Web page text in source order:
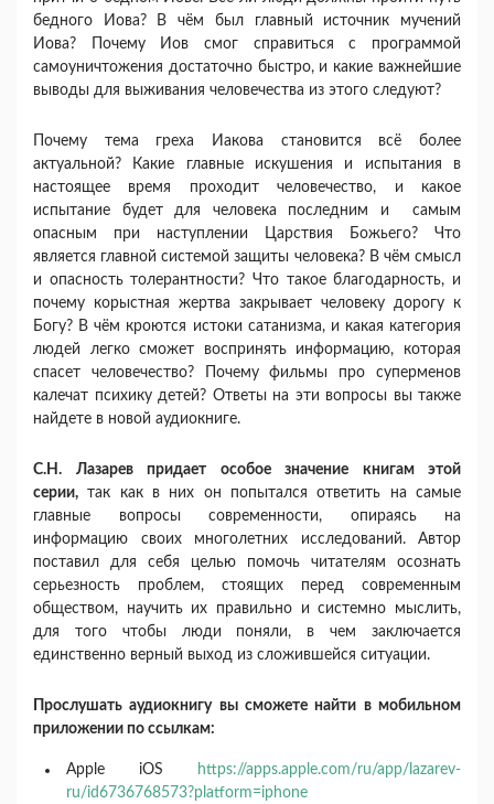
бедного Иова? В чём был главный источник мучений
Иова? Почему Иов смог справиться с программой
самоуничтожения достаточно быстро, и какие важнейшие
выводы для выживания человечества из этого следуют?
Почему тема греха Иакова становится всё более
актуальной? Какие главные искушения и испытания в
настоящее время проходит человечество, и какое
испытание будет для человека последним и самым
опасным при наступлении Царствия Божьего? Что
является главной системой защиты человека? В чём смысл
и опасность толерантности? Что такое благодарность, и
почему корыстная жертва закрывает человеку дорогу к
Богу? В чём кроются истоки сатанизма, и какая категория
людей легко сможет воспринять информацию, которая
спасет человечество? Почему фильмы про суперменов
калечат психику детей? Ответы на эти вопросы вы также
найдете в новой аудиокниге.
С.Н. Лазарев придает особое значение книгам этой
серии, так как в них он попытался ответить на самые
главные вопросы современности, опираясь на
информацию своих многолетних исследований. Автор
поставил для себя целью помочь читателям осознать
серьезность проблем, стоящих перед современным
обществом, научить их правильно и системно мыслить,
для того чтобы люди поняли, в чем заключается
единственно верный выход из сложившейся ситуации.
Прослушать аудиокнигу вы сможете найти в мобильном
приложении по ссылкам:
Apple iOS
https://apps.apple.com/ru/app/lazarev-
ru/id6736768573?platform=iphone